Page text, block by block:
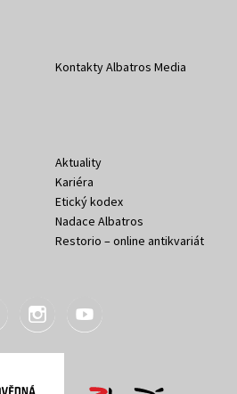
Kontakty Albatros Media
Aktuality
Kariéra
Etický kodex
Nadace Albatros
Restorio – online antikvariát